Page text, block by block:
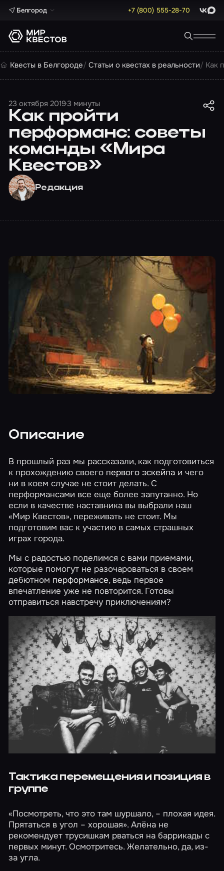
Белгород +7 (800) 555-28-70 Max
Квесты в Белгороде Статьи о квестах в реальности Как
23 октября 20193 минуты
Как пройти
перформанс: советы
команды «Мира
Квестов»
Редакция
Описание
В прошлый раз мы рассказали, как подготовиться
к прохождению своего первого эскейпа и чего
ни в коем случае не стоит делать. С
перформансами все еще более запутанно. Но
если в качестве наставника вы выбрали наш
«Мир Квестов», переживать не стоит. Мы
подготовим вас к участию в самых страшных
играх города.
Мы с радостью поделимся с вами приемами,
которые помогут не разочароваться в своем
дебютном перформансе, ведь первое
впечатление уже не повторится. Готовы
отправиться навстречу приключениям?
Тактика перемещения и позиция в
группе
«Посмотреть, что это там шуршало, – плохая идея.
Прятаться в угол – хорошая». Алёна не
рекомендует трусишкам рваться на баррикады с
первых минут. Осмотритесь. Желательно, да, из-
за угла.